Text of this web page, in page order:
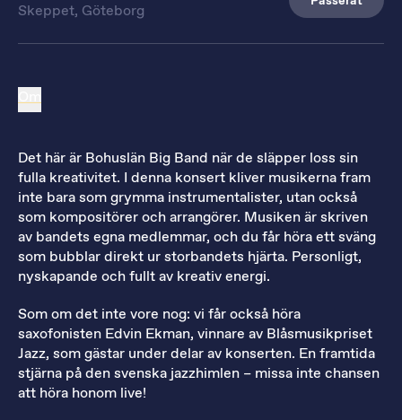
Skeppet, Göteborg
Det här är Bohuslän Big Band när de släpper loss sin
fulla kreativitet. I denna konsert kliver musikerna fram
inte bara som grymma instrumentalister, utan också
som kompositörer och arrangörer. Musiken är skriven
av bandets egna medlemmar, och du får höra ett sväng
som bubblar direkt ur storbandets hjärta. Personligt,
nyskapande och fullt av kreativ energi.
Som om det inte vore nog: vi får också höra
saxofonisten Edvin Ekman, vinnare av Blåsmusikpriset
Jazz, som gästar under delar av konserten. En framtida
stjärna på den svenska jazzhimlen – missa inte chansen
att höra honom live!